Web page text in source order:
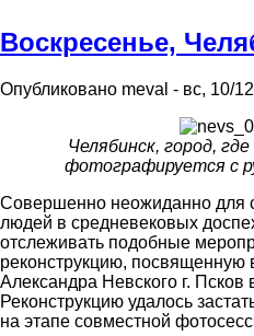
Воскресенье,
Опубликовано meval - вс, 10/
Челябинск, город,
фотографируется с
Совершенно неожиданно для
людей в средневековых
отслеживать подобные
реконструкцию, посвященную
Александра Невского г. Псков
Реконструкцию удалось
на этапе совместной